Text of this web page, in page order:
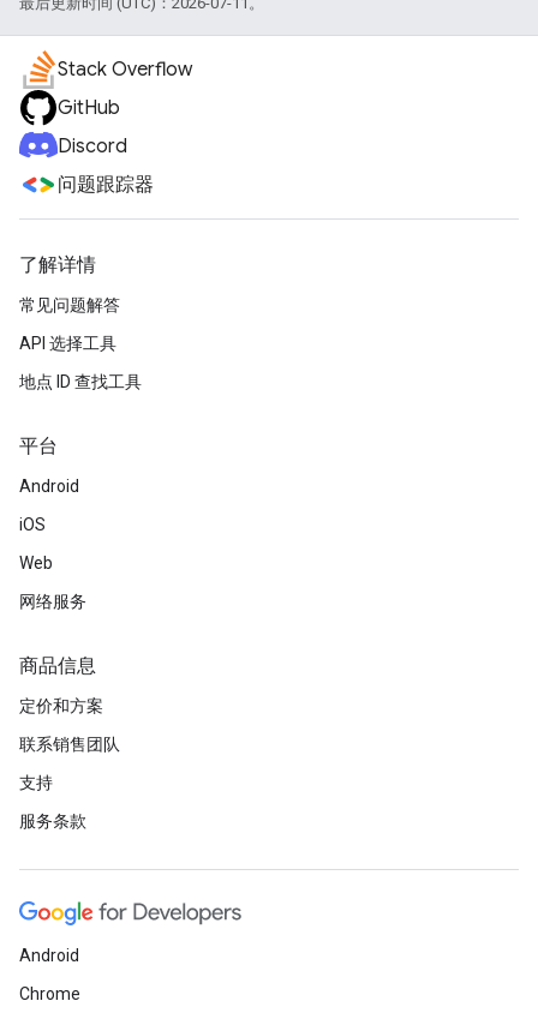
Stack Overflow
GitHub
Discord
问题跟踪器
了解详情
常见问题解答
API 选择工具
地点 ID 查找工具
平台
Android
iOS
Web
网络服务
商品信息
定价和方案
联系销售团队
支持
服务条款
Android
Chrome